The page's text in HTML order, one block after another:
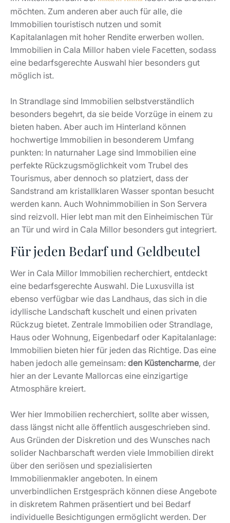
möchten. Zum anderen aber auch für alle, die
Immobilien touristisch nutzen und somit
Kapitalanlagen mit hoher Rendite erwerben wollen.
Immobilien in Cala Millor haben viele Facetten, sodass
eine bedarfsgerechte Auswahl hier besonders gut
möglich ist.
In Strandlage sind Immobilien selbstverständlich
besonders begehrt, da sie beide Vorzüge in einem zu
bieten haben. Aber auch im Hinterland können
hochwertige Immobilien in besonderem Umfang
punkten: In naturnaher Lage sind Immobilien eine
perfekte Rückzugsmöglichkeit vom Trubel des
Tourismus, aber dennoch so platziert, dass der
Sandstrand am kristallklaren Wasser spontan besucht
werden kann. Auch Wohnimmobilien in Son Servera
sind reizvoll. Hier lebt man mit den Einheimischen Tür
an Tür und wird in Cala Millor besonders gut integriert.
Für jeden Bedarf und Geldbeutel
Wer in Cala Millor Immobilien recherchiert, entdeckt
eine bedarfsgerechte Auswahl. Die Luxusvilla ist
ebenso verfügbar wie das Landhaus, das sich in die
idyllische Landschaft kuschelt und einen privaten
Rückzug bietet. Zentrale Immobilien oder Strandlage,
Haus oder Wohnung, Eigenbedarf oder Kapitalanlage:
Immobilien bieten hier für jeden das Richtige. Das eine
haben jedoch alle gemeinsam: den Küstencharme, der
hier an der Levante Mallorcas eine einzigartige
Atmosphäre kreiert.
Wer hier Immobilien recherchiert, sollte aber wissen,
dass längst nicht alle öffentlich ausgeschrieben sind.
Aus Gründen der Diskretion und des Wunsches nach
solider Nachbarschaft werden viele Immobilien direkt
über den seriösen und spezialisierten
Immobilienmakler angeboten. In einem
unverbindlichen Erstgespräch können diese Angebote
in diskretem Rahmen präsentiert und bei Bedarf
individuelle Besichtigungen ermöglicht werden. Der